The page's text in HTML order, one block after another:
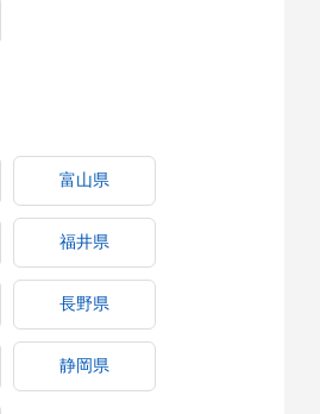
富山県
福井県
長野県
静岡県